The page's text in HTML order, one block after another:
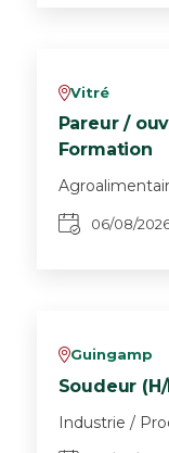
vVitré
Pareur /
Formation
06/08/
vGuingamp
Soudeur (H/
Industrie /